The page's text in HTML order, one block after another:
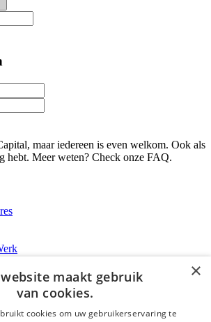
maar iedereen is even welkom. Ook als
hebt. Meer weten? Check onze FAQ.
App
×
website maakt gebruik
van cookies.
cookies om uw gebruikerservaring te